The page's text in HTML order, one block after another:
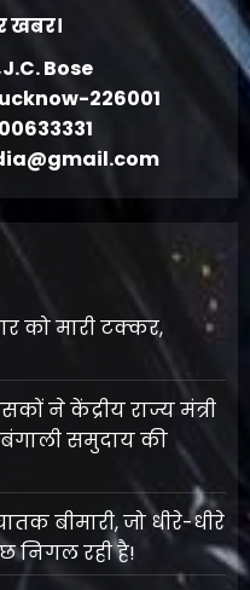
खबर।
Bose
226001
को मारी टक्कर,
ने केंद्रीय राज्य मंत्री
समुदाय की
बीमारी, जो धीरे-धीरे
निगल रही है!